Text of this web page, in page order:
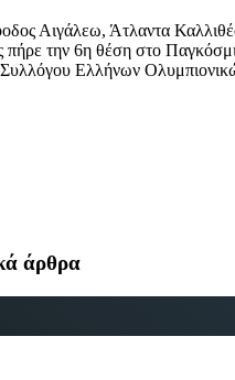
Αιγάλεω, Άτλαντα
πήρε την 6η θέση στο
Συλλόγου Ελλήνων
άρθρα